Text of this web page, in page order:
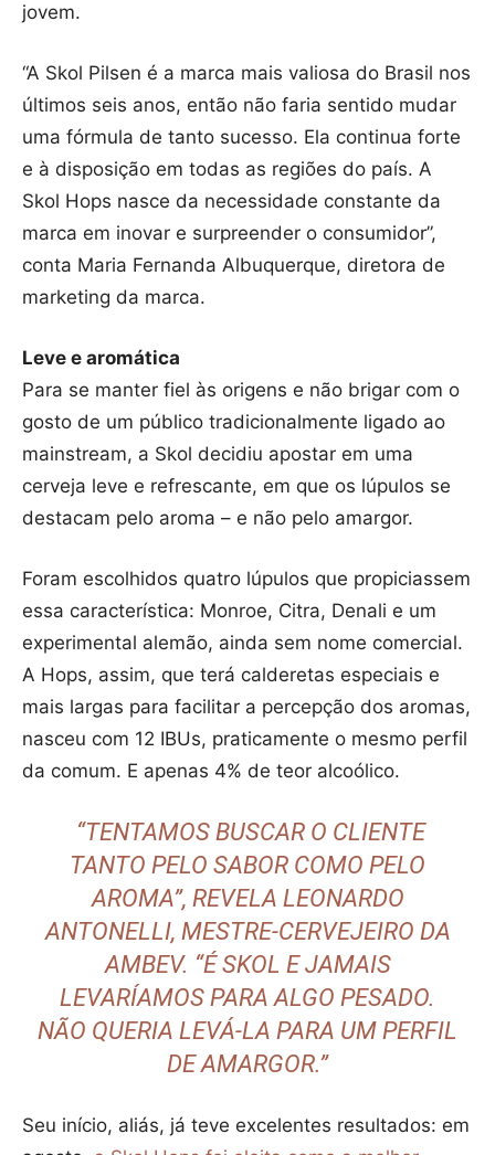
jovem.
“A Skol Pilsen é a marca mais valiosa do Brasil nos
últimos seis anos, então não faria sentido mudar
uma fórmula de tanto sucesso. Ela continua forte
e à disposição em todas as regiões do país. A
Skol Hops nasce da necessidade constante da
marca em inovar e surpreender o consumidor”,
conta Maria Fernanda Albuquerque, diretora de
marketing da marca.
Leve e aromática
Para se manter fiel às origens e não brigar com o
gosto de um público tradicionalmente ligado ao
mainstream, a Skol decidiu apostar em uma
cerveja leve e refrescante, em que os lúpulos se
destacam pelo aroma – e não pelo amargor.
Foram escolhidos quatro lúpulos que propiciassem
essa característica: Monroe, Citra, Denali e um
experimental alemão, ainda sem nome comercial.
A Hops, assim, que terá calderetas especiais e
mais largas para facilitar a percepção dos aromas,
nasceu com 12 IBUs, praticamente o mesmo perfil
da comum. E apenas 4% de teor alcoólico.
“TENTAMOS BUSCAR O CLIENTE
TANTO PELO SABOR COMO PELO
AROMA”, REVELA LEONARDO
ANTONELLI, MESTRE-CERVEJEIRO DA
AMBEV. “É SKOL E JAMAIS
LEVARÍAMOS PARA ALGO PESADO.
NÃO QUERIA LEVÁ-LA PARA UM PERFIL
DE AMARGOR.”
Seu início, aliás, já teve excelentes resultados: em